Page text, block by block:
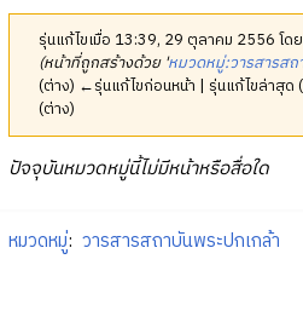
รุ่นแก้ไขเมื่อ 13:39, 29 ตุลาคม 2556 โดย
(หน้าที่ถูกสร้างด้วย 'หมวดหมู่:วารสารสถ
(ต่าง) ←รุ่นแก้ไขก่อนหน้า | รุ่นแก้ไขล่าสุด
(ต่าง)
ปัจจุบันหมวดหมู่นี้ไม่มีหน้าหรือสื่อใด
หมวดหมู่: วารสารสถาบันพระปกเกล้า